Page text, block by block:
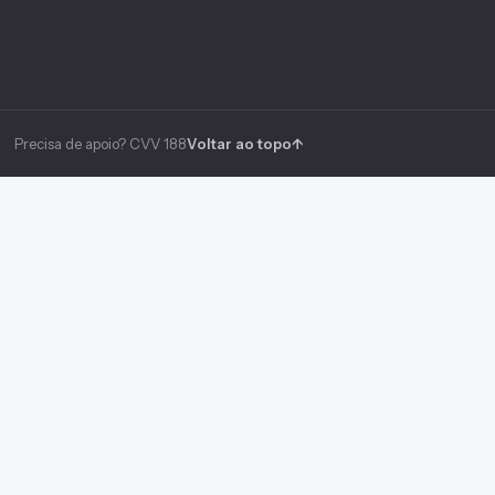
Precisa de apoio? CVV 188Voltar ao topo↑